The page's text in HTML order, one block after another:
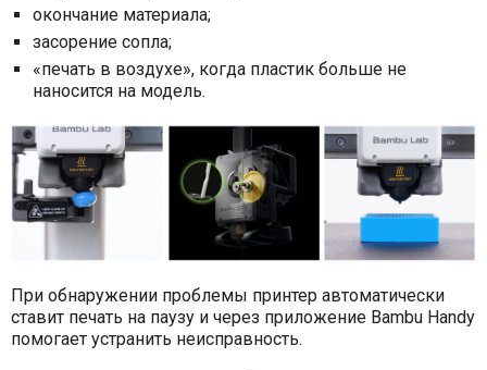
окончание материала;
засорение сопла;
«печать в воздухе», когда пластик больше не
наносится на модель.
При обнаружении проблемы принтер автоматически
ставит печать на паузу и через приложение Bambu Handy
помогает устранить неисправность.